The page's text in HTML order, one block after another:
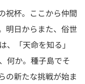
祝杯。ここから仲間
明日からまた、俗世
、「天命を知る」
何か。種子島でそ
の新たな挑戦が始ま